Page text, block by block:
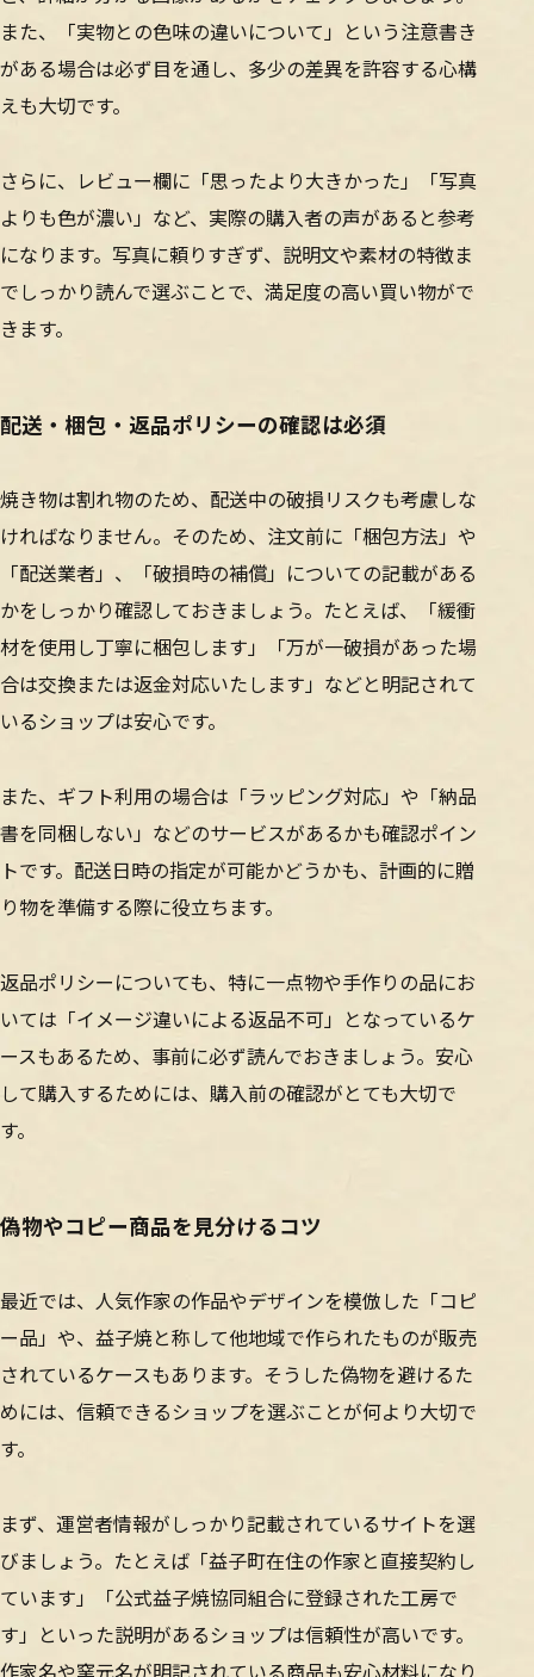
また、「実物との色味の違いについて」という注意書き
がある場合は必ず目を通し、多少の差異を許容する心構
えも大切です。
さらに、レビュー欄に「思ったより大きかった」「写真
よりも色が濃い」など、実際の購入者の声があると参考
になります。写真に頼りすぎず、説明文や素材の特徴ま
でしっかり読んで選ぶことで、満足度の高い買い物がで
きます。
配送・梱包・返品ポリシーの確認は必須
焼き物は割れ物のため、配送中の破損リスクも考慮しな
ければなりません。そのため、注文前に「梱包方法」や
「配送業者」、「破損時の補償」についての記載がある
かをしっかり確認しておきましょう。たとえば、「緩衝
材を使用し丁寧に梱包します」「万が一破損があった場
合は交換または返金対応いたします」などと明記されて
いるショップは安心です。
また、ギフト利用の場合は「ラッピング対応」や「納品
書を同梱しない」などのサービスがあるかも確認ポイン
トです。配送日時の指定が可能かどうかも、計画的に贈
り物を準備する際に役立ちます。
返品ポリシーについても、特に一点物や手作りの品にお
いては「イメージ違いによる返品不可」となっているケ
ースもあるため、事前に必ず読んでおきましょう。安心
して購入するためには、購入前の確認がとても大切で
す。
偽物やコピー商品を見分けるコツ
最近では、人気作家の作品やデザインを模倣した「コピ
ー品」や、益子焼と称して他地域で作られたものが販売
されているケースもあります。そうした偽物を避けるた
めには、信頼できるショップを選ぶことが何より大切で
す。
まず、運営者情報がしっかり記載されているサイトを選
びましょう。たとえば「益子町在住の作家と直接契約し
ています」「公式益子焼協同組合に登録された工房で
す」といった説明があるショップは信頼性が高いです。
作家名や窯元名が明記されている商品も安心材料になり